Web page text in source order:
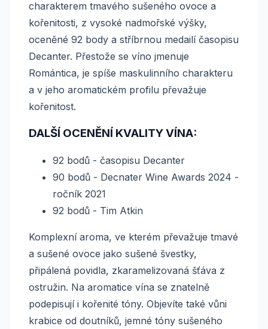
charakterem tmavého sušeného ovoce a
kořenitosti, z vysoké nadmořské výšky,
oceněné 92 body a stříbrnou medailí časopisu
Decanter. Přestože se víno jmenuje
Romántica, je spíše maskulinního charakteru
a v jeho aromatickém profilu převažuje
kořenitost.
DALŠÍ OCENĚNÍ KVALITY VÍNA:
92 bodů - časopisu Decanter
90 bodů - Decnater Wine Awards 2024 -
ročník 2021
92 bodů - Tim Atkin
Komplexní aroma, ve kterém převažuje tmavé
a sušené ovoce jako sušené švestky,
připálená povidla, zkaramelizovaná šťáva z
ostružin. Na aromatice vína se znatelně
podepisují i kořenité tóny. Objevíte také vůni
krabice od doutníků, jemné tóny sušeného